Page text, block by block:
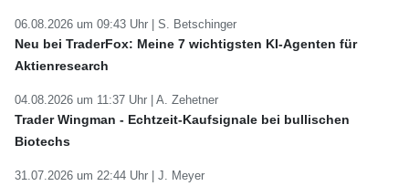
06.08.2026 um 09:43 Uhr | S. Betschinger
Neu bei TraderFox: Meine 7 wichtigsten KI-Agenten für
Aktienresearch
04.08.2026 um 11:37 Uhr | A. Zehetner
Trader Wingman - Echtzeit-Kaufsignale bei bullischen
Biotechs
31.07.2026 um 22:44 Uhr | J. Meyer